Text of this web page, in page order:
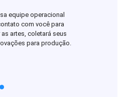
equipe operacional
com você para
artes, coletará seus
para produção.